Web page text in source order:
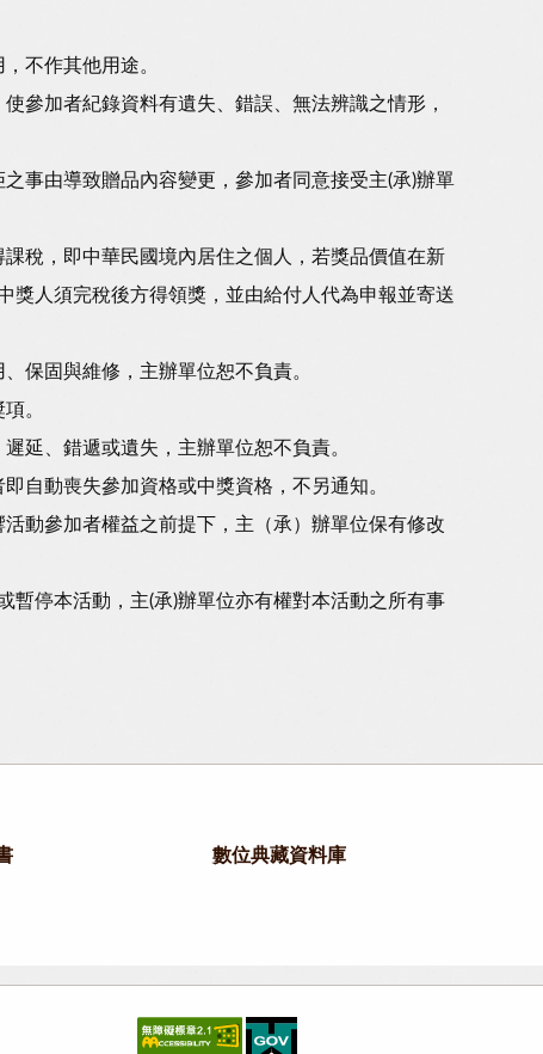
不作其他用途。
參加者紀錄資料有遺失、錯誤、無法辨識之情形，
事由導致贈品內容變更，參加者同意接受主(承)辦單
稅，即中華民國境內居住之個人，若獎品價值在新
獎人須完稅後方得領獎，並由給付人代為申報並寄送
保固與維修，主辦單位恕不負責。
。
延、錯遞或遺失，主辦單位恕不負責。
自動喪失參加資格或中獎資格，不另通知。
動參加者權益之前提下，主（承）辦單位保有修改
暫停本活動，主(承)辦單位亦有權對本活動之所有事
數位典藏資料庫